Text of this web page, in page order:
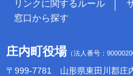
リンクに関するルール
窓口から探す
庄内町役場（法人番号：
〒999-7781 山形県東田川郡庄